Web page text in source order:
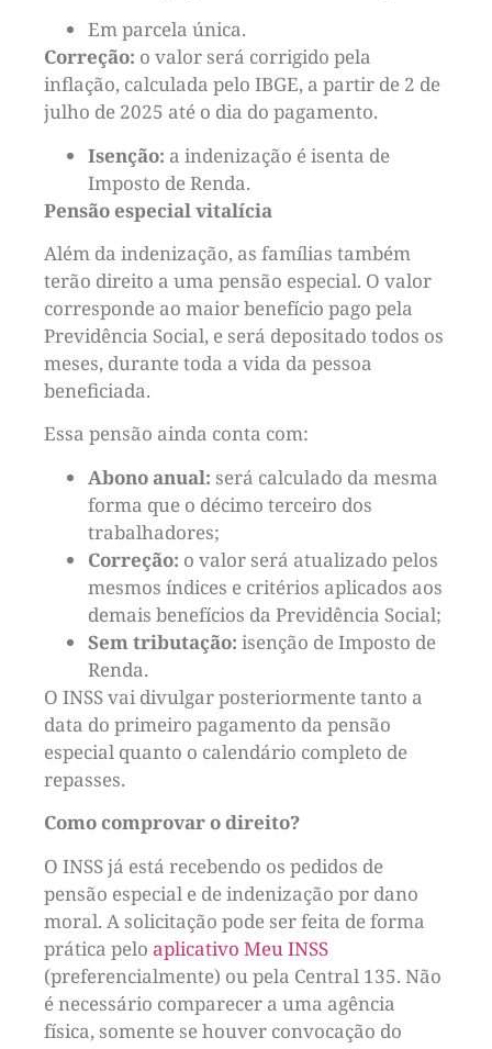
Em parcela única.
Correção: o valor será corrigido pela
inflação, calculada pelo IBGE, a partir de 2 de
julho de 2025 até o dia do pagamento.
Isenção: a indenização é isenta de
Imposto de Renda.
Pensão especial vitalícia
Além da indenização, as famílias também
terão direito a uma pensão especial. O valor
corresponde ao maior benefício pago pela
Previdência Social, e será depositado todos os
meses, durante toda a vida da pessoa
beneficiada.
Essa pensão ainda conta com:
Abono anual: será calculado da mesma
forma que o décimo terceiro dos
trabalhadores;
Correção: o valor será atualizado pelos
mesmos índices e critérios aplicados aos
demais benefícios da Previdência Social;
Sem tributação: isenção de Imposto de
Renda.
O INSS vai divulgar posteriormente tanto a
data do primeiro pagamento da pensão
especial quanto o calendário completo de
repasses.
Como comprovar o direito?
O INSS já está recebendo os pedidos de
pensão especial e de indenização por dano
moral. A solicitação pode ser feita de forma
prática pelo aplicativo Meu INSS
(preferencialmente) ou pela Central 135. Não
é necessário comparecer a uma agência
física, somente se houver convocação do